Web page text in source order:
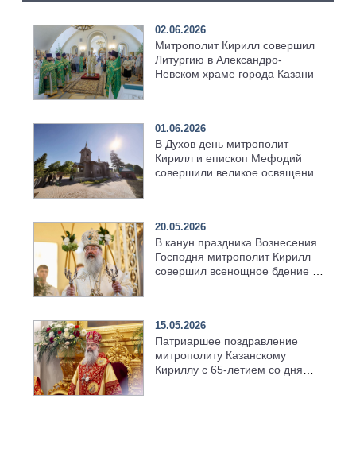
02.06.2026
Митрополит Кирилл совершил
Литургию в Александро-
Невском храме города Казани
01.06.2026
В Духов день митрополит
Кирилл и епископ Мефодий
совершили великое освящение
20.05.2026
В канун праздника Вознесения
Господня митрополит Кирилл
совершил всенощное бдение в
15.05.2026
Патриаршее поздравление
митрополиту Казанскому
Кириллу с 65-летием со дня